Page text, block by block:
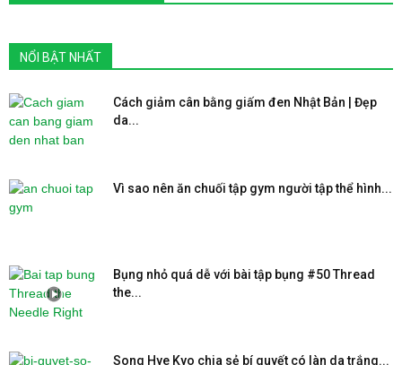
NỔI BẬT NHẤT
Cách giảm cân bằng giấm đen Nhật Bản | Đẹp
da...
Vì sao nên ăn chuối tập gym người tập thể hình...
Bụng nhỏ quá dễ với bài tập bụng #50 Thread
the...
Song Hye Kyo chia sẻ bí quyết có làn da trắng...